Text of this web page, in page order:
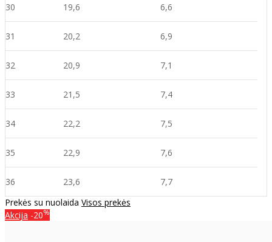
30 19,6 6,6
31 20,2 6,9
32 20,9 7,1
33 21,5 7,4
34 22,2 7,5
35 22,9 7,6
36 23,6
7,7
Prekės su nuolaida Visos prekės
Akcija -20%